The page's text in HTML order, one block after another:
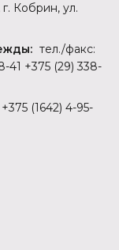
Кобрин, ул.
тел./факс:
41 +375 (29) 338-
+375 (1642) 4-95-